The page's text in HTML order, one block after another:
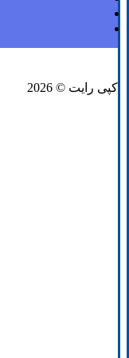
کپی رایت © 2026